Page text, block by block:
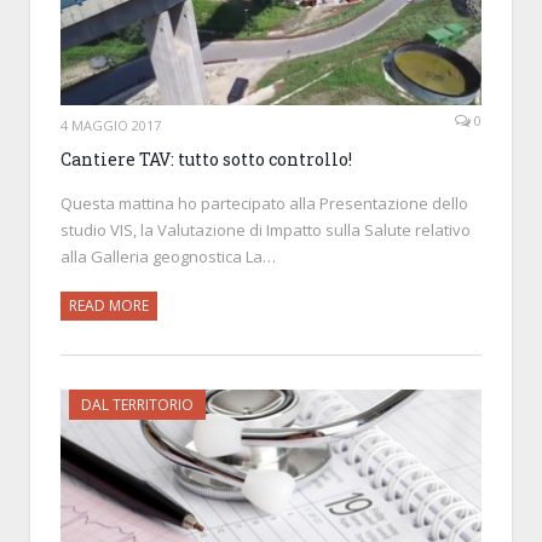
4 MAGGIO 2017 0
Cantiere TAV: tutto sotto controllo!
Questa mattina ho partecipato alla Presentazione dello
studio VIS, la Valutazione di Impatto sulla Salute relativo
alla Galleria geognostica La…
READ MORE
DAL TERRITORIO